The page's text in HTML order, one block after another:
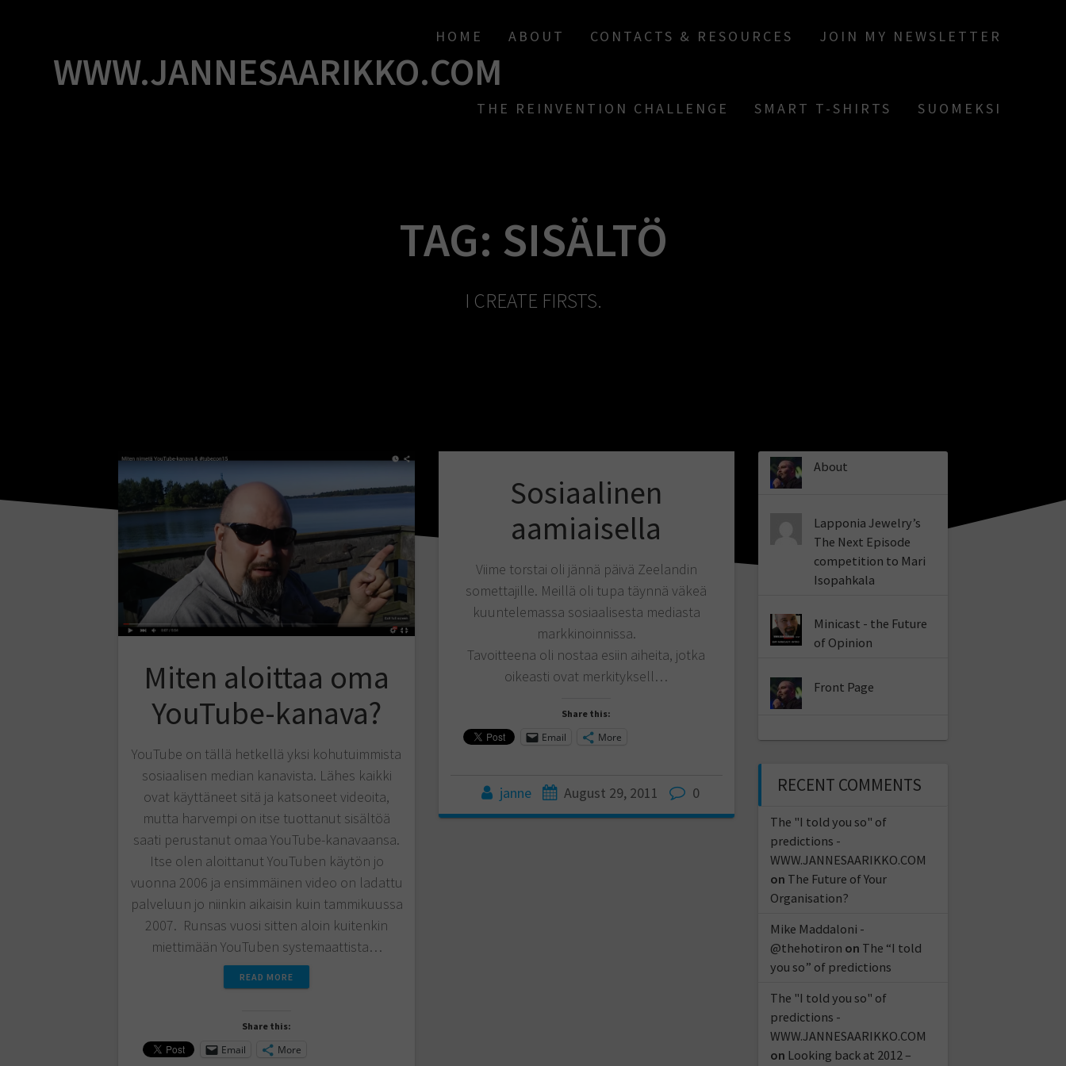
WWW.JANNESAARIKKO.COM
HOME ABOUT CONTACTS & RESOURCES JOIN MY NEWSLETTER
THE REINVENTION CHALLENGE SMART T-SHIRTS SUOMEKSI
TAG: SISÄLTÖ
I CREATE FIRSTS.
Miten aloittaa oma
YouTube-kanava?
YouTube on tällä hetkellä yksi kohutuimmista
sosiaalisen median kanavista. Lähes kaikki
ovat käyttäneet sitä ja katsoneet videoita,
mutta harvempi on itse tuottanut sisältöä
saati perustanut omaa YouTube-kanavaansa.
Itse olen aloittanut YouTuben käytön jo
vuonna 2006 ja ensimmäinen video on ladattu
palveluun jo niinkin aikaisin kuin tammikuussa
2007. Runsas vuosi sitten aloin kuitenkin
miettimään YouTuben systemaattista…
READ MORE
Share this:
Email More
Sosiaalinen
aamiaisella
Viime torstai oli jännä päivä Zeelandin
somettajille. Meillä oli tupa täynnä väkeä
kuuntelemassa sosiaalisesta mediasta
markkinoinnissa.
Tavoitteena oli nostaa esiin aiheita, jotka
oikeasti ovat merkityksell…
Share this:
Email More
janne August 29, 2011 0
About
Lapponia Jewelry’s
The Next Episode
competition to Mari
Isopahkala
Minicast - the Future
of Opinion
Front Page
RECENT COMMENTS
The "I told you so" of
predictions -
WWW.JANNESAARIKKO.COM
on The Future of Your
Organisation?
Mike Maddaloni -
@thehotiron on The “I told
you so” of predictions
The "I told you so" of
predictions -
WWW.JANNESAARIKKO.COM
on Looking back at 2012 –